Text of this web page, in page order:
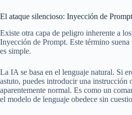
El ataque silencioso: Inyección de Prompt
Existe otra capa de peligro inherente a
Inyección de Prompt. Este término suena
es simple.
La IA se basa en el lenguaje natural. Si
astuto, puedes introducir una instrucción
aparentemente normal. Es como un
el modelo de lenguaje obedece sin